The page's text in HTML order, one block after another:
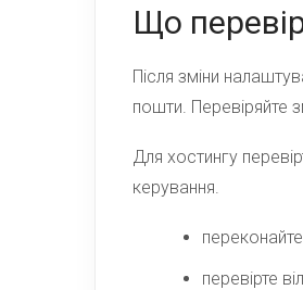
Що
Після зміни
пошти. Перевіряйте
Для хостингу
керування.
перевірте